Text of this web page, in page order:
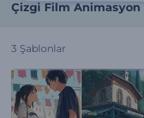
Çizgi Film Animasyon
3 Şablonlar